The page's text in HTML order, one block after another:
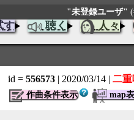
"未登録ユーザ"
聴く 人々
id = 556573 | 2020/03/14 | 二重
作曲条件表示 map